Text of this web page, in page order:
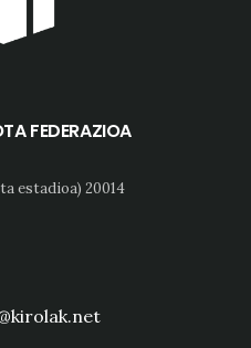
FEDERAZIOA
estadioa) 20014